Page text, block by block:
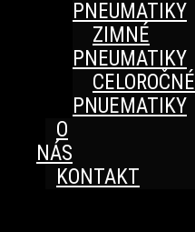
PNEUMATIKY
ZIMNÉ
PNEUMATIKY
CELOROČNÉ
PNUEMATIKY
O
NÁS
KONTAKT